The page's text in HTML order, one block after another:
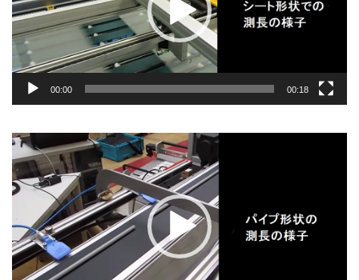
ヤ
ー
00:00 00:18
動
画
プ
レ
ヤ
ー